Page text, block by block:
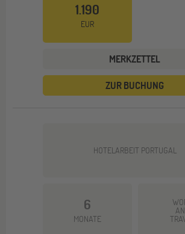
1.190
EUR
MERKZETTEL
ZUR BUCHUNG
HOTELARBEIT PORTUGAL
6
MONATE